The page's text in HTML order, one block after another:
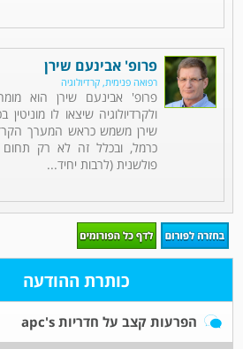
פרופ' אבינעם שירן
רפואה פנימית, קרדיולוגיה
פרופ' אבינעם שירן הוא
ולקרדיולוגיה שיצאו לו
שירן משמש כראש המערך
כרמל, ובכלל זה לא רק תחום
פולשנית (לרבות יחיד...
כותרת ההודעה
הפרעות קצב על חדריות apc's